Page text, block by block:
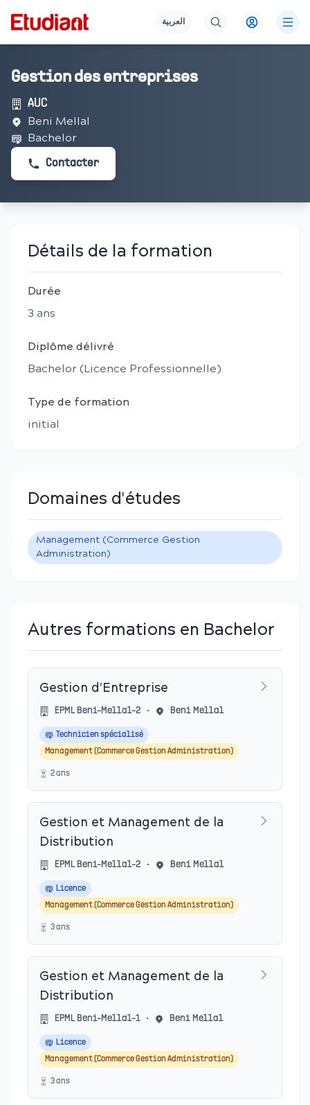
العربية
Gestion des entreprises
AUC
Beni Mellal
Bachelor
Contacter
Détails de la formation
Durée
3 ans
Diplôme délivré
Bachelor (Licence Professionnelle)
Type de formation
initial
Domaines d'études
Management (Commerce Gestion
Administration)
Autres formations en Bachelor
Gestion d’Entreprise
EPML Beni-Mellal-2 • Beni Mellal
Technicien spécialisé
Management (Commerce Gestion Administration)
2ans
Gestion et Management de la
Distribution
EPML Beni-Mellal-2 • Beni Mellal
Licence
Management (Commerce Gestion Administration)
3ans
Gestion et Management de la
Distribution
EPML Beni-Mellal-1 • Beni Mellal
Licence
Management (Commerce Gestion Administration)
3ans